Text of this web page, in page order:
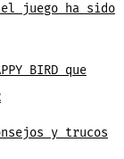
juego ha sido
BIRD que
y trucos